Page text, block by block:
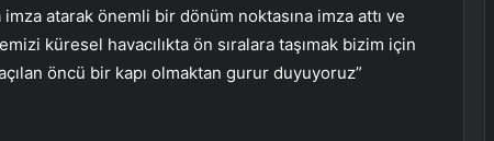
atarak önemli bir dönüm noktasına imza attı ve
küresel havacılıkta ön sıralara taşımak bizim için
öncü bir kapı olmaktan gurur duyuyoruz”